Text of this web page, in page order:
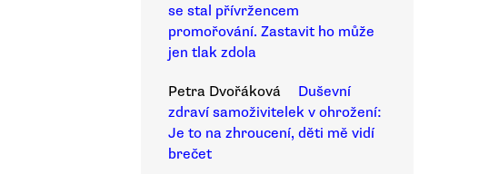
se stal přívržencem
promořování. Zastavit ho může
jen tlak zdola
Petra Dvořáková
Duševní
zdraví samoživitelek v ohrožení:
Je to na zhroucení, děti mě vidí
brečet